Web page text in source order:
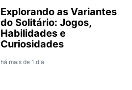
Explorando as Variantes
do Solitário: Jogos,
Habilidades e
Curiosidades
há mais de 1 dia